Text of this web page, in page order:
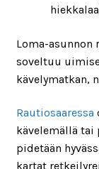
Loma-asunnon
soveltuu
kävelymatkan,
Rautiosaaressa
kävelemällä tai
pidetään
kartat